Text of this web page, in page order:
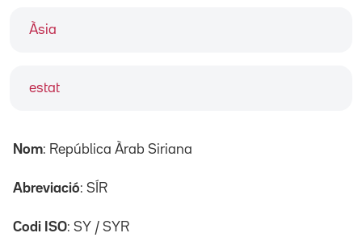
Àsia
estat
Nom: República Àrab Siriana
Abreviació: SÍR
Codi ISO: SY / SYR